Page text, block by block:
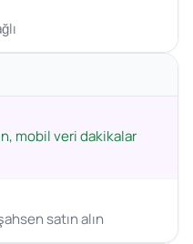
mobil veri dakikalar
satın alın